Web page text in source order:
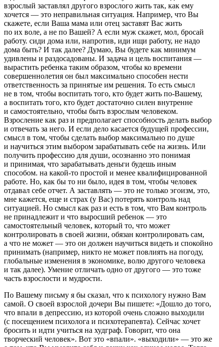
взрослый заставлял другого взрослого жить так, как ему
хочется — это неправильная ситуация. Например, что Вы
скажете, если Ваша мама или отец заставят Вас жить
по их воле, а не по Вашей? А если муж скажет, мол, бросай
работу. сиди дома или, напротив, иди ищи работу, не надо
дома быть? И так далее? Думаю, Вы будете как минимум
удивлены и раздосадованы. И задача и цель воспитания —
вырастить ребенка таким образом, чтобы ко времени
совершеннолетия он был максимально способен нести
ответственность за принятые им решения. То есть смысл
не в том, чтобы воспитать того, кто будет жить по-Вашему,
а воспитать того, кто будет достаточно силен внутренне
и самостоятельно, чтобы быть взрослым человеком.
Взросление как раз и предполагает способность делать выбор
и отвечать за него. И если дело касается будущей профессии,
смысл в том, чтобы сделать выбор максимально по душе
и научиться этим выбором зарабатывать себе на жизнь. Или
получить профессию для души, осознанно это понимая
и принимая, что зарабатывать деньги будешь иным
способом. на какой-то простой и менее квалифицированной
работе. Но, как бы то ни было, идея в том, чтобы человек
отдавал себе отчет. А заставлять — это не только эгоизм, это,
мне кажется, еще и страх (у Вас) потерять контроль над
ситуацией. Но смысл как раз и есть в том, что Вам контроль
не принадлежит и что выросший ребенок — это
самостоятельный человек, который то, что может
контролировать в своей жизни, обязан контролировать сам,
а что не может — это он должен научиться видеть и спокойно
принимать (например, никто не может повлиять на погоду,
глобальные изменения в экономике, волю другого человека
и так далее). Умение отличать одно от другого — это тоже
часть взрослости и мудрости.
По Вашему письму я бы сказал, что к психологу нужно Вам
самой. О своей взрослой дочери Вы пишете: «Дошло до того,
что впали в депрессию, из которой очень сложно выходили
(с посещением психолога и психотерапевта). Сейчас хочет
бросить и идти учиться на худграф. Говорит, что она
творческий человек». Вот это «впали». «выходили» — это же